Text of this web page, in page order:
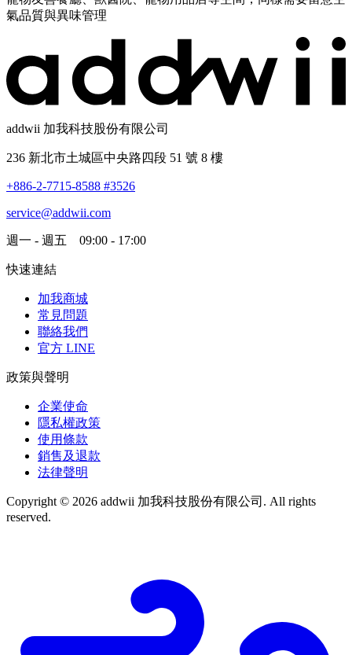
氣品質與異味管理
addwii 加我科技股份有限公司
236 新北市土城區中央路四段 51 號 8 樓
+886-2-7715-8588 #3526
service@addwii.com
週一 - 週五 09:00 - 17:00
快速連結
加我商城
常見問題
聯絡我們
官方 LINE
政策與聲明
企業使命
隱私權政策
使用條款
銷售及退款
法律聲明
Copyright © 2026 addwii 加我科技股份有限公司. All rights
reserved.